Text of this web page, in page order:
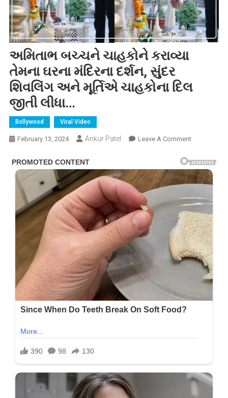
અમિતાભ બચ્ચને ચાહકોને કરાવ્યા
તેમના ઘરના મંદિરના દર્શન, સુંદર
શિવલિંગ અને મૂર્તિએ ચાહકોના દિલ
જીતી લીધા…
Bollywood Viral Video
February 13, 2024 Ankur Patel Leave A CommentOn
બચ્ચને
ચાહકોને
કરાવ્યા
તેમના
મંદિરના
દર્શન,
સુંદર
શિવલિંગ
અને
મૂર્તિએ
દિલ